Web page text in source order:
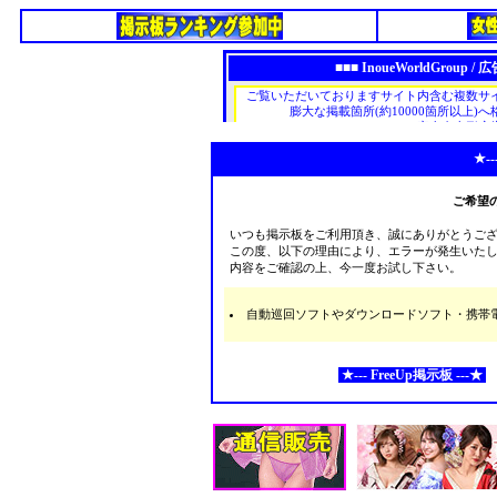
ご希望
いつも掲示板をご利用頂き、誠にありがとうご
この度、以下の理由により、エラーが発生いた
内容をご確認の上、今一度お試し下さい。
自動巡回ソフトやダウンロードソフト・携
★--- FreeUp掲示板 ---★